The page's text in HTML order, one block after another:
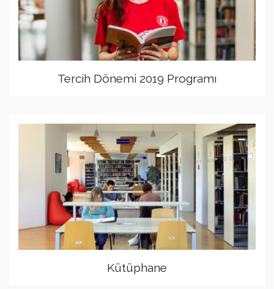
Tercih Dönemi 2019 Programı
Kütüphane